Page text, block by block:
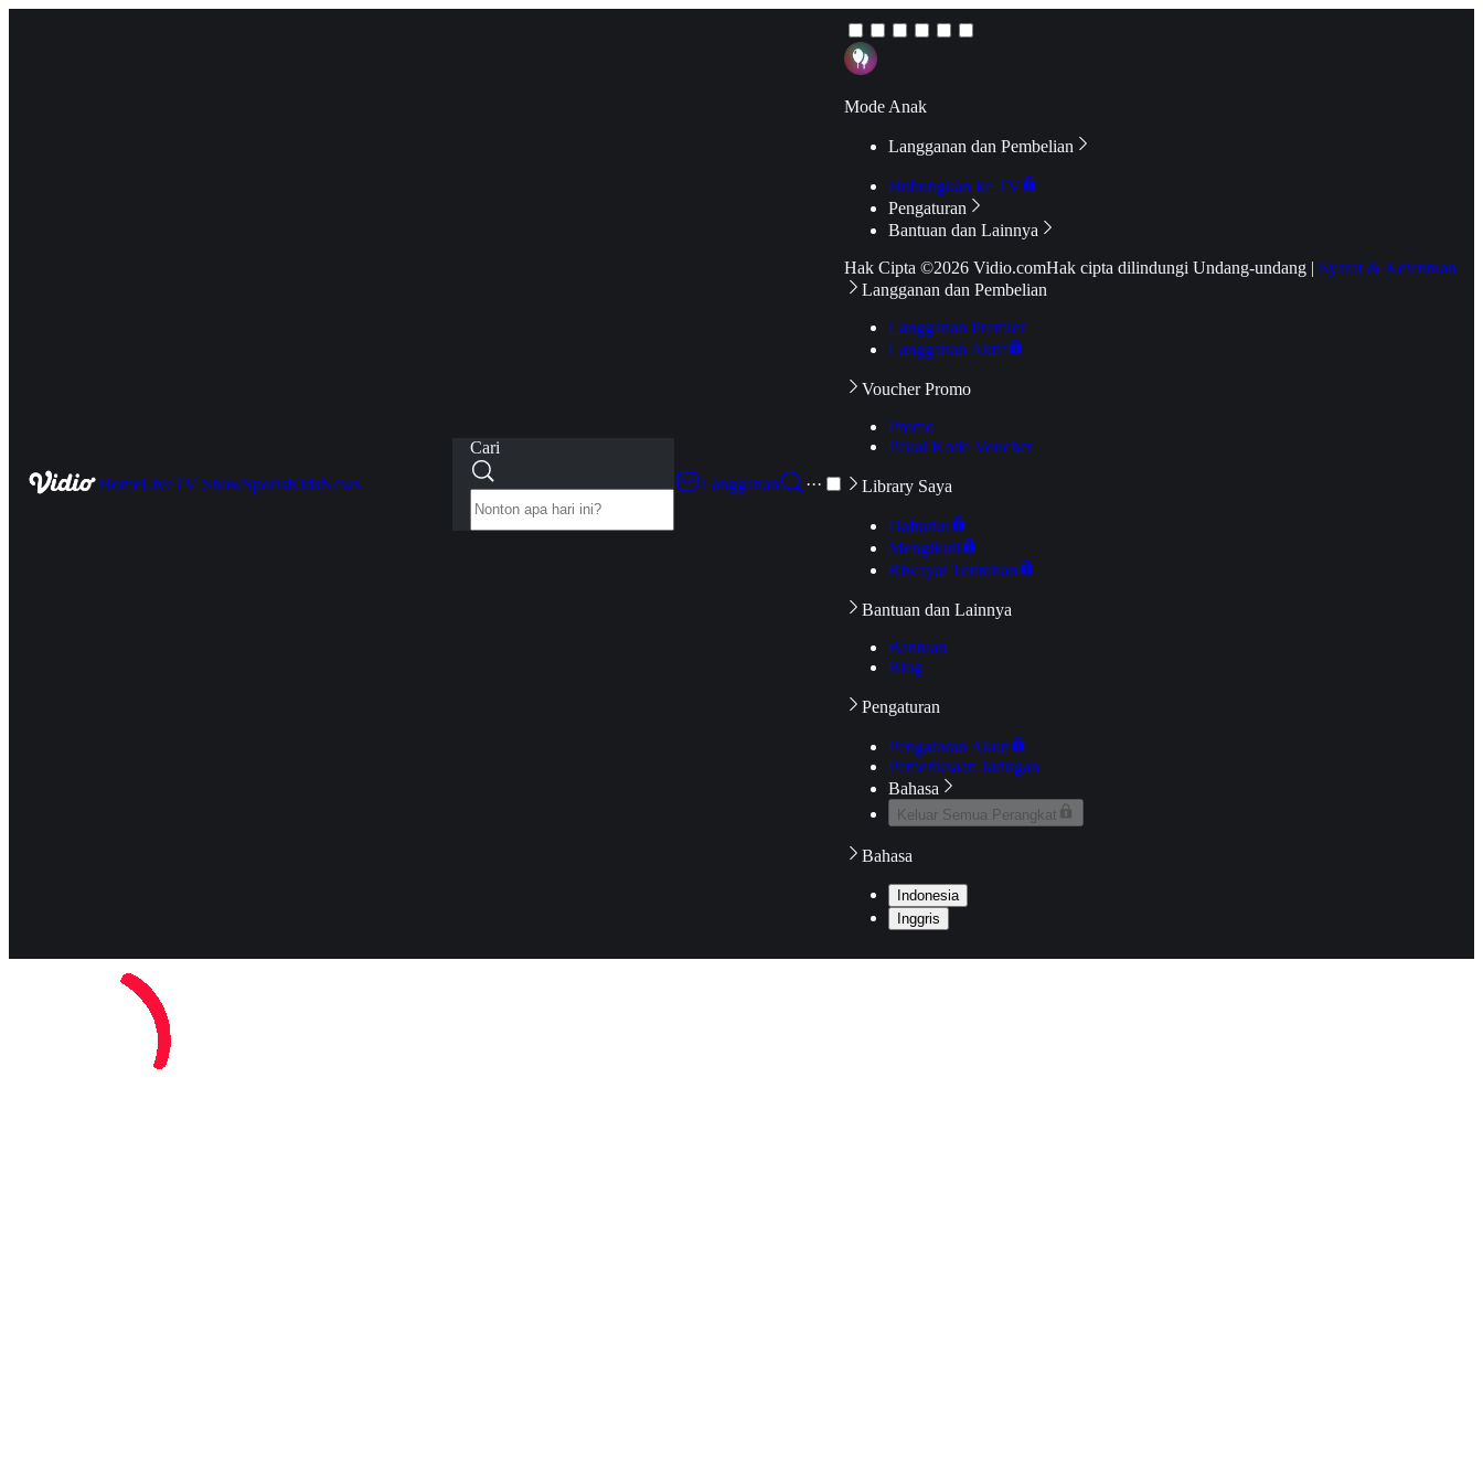
HomeLiveTV ShowSportsKidsNews
Cari
Langganan
···
Mode Anak
Langganan dan Pembelian
Hubungkan ke TV
Pengaturan
Bantuan dan Lainnya
Hak Cipta ©2026 Vidio.comHak cipta dilindungi Undang-undang | Syarat & Ketentuan
Langganan dan Pembelian
Langganan Premier
Langganan Aktif
Voucher Promo
Promo
Pakai Kode Voucher
Library Saya
Daftarku
Mengikuti
Riwayat Tontonan
Bantuan dan Lainnya
Bantuan
Blog
Pengaturan
Pengaturan Akun
Pemeriksaan Jaringan
Bahasa
Keluar Semua Perangkat
Bahasa
Indonesia
Inggris